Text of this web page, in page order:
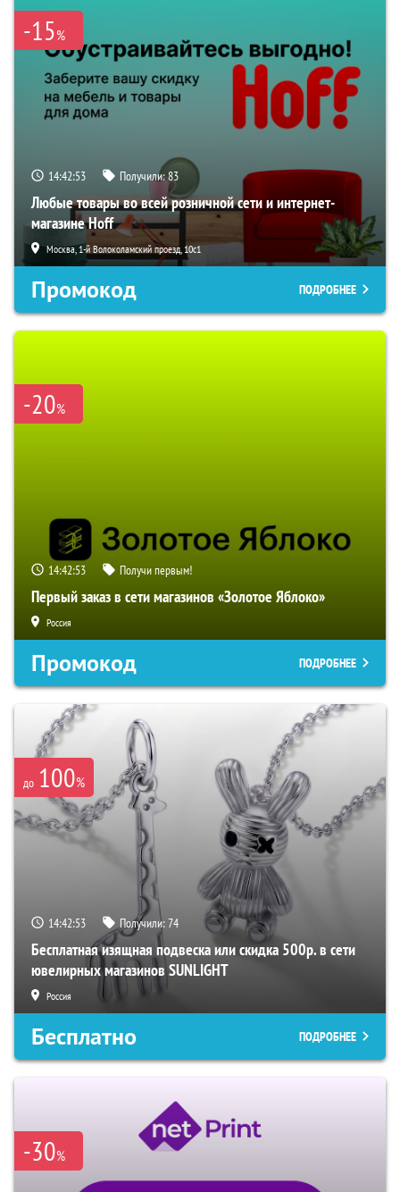
-15%
14:42:52 Получили:83
Любые товары во всей розничной сети и интернет-
магазине Hoff
Москва, 1-й Волоколамский проезд, 10с1
Промокод ПОДРОБНЕЕ
-20%
14:42:52 Получи первым!
Первый заказ в сети магазинов «Золотое Яблоко»
Россия
Промокод ПОДРОБНЕЕ
до 100%
14:42:52 Получили:74
Бесплатная изящная подвеска или скидка 500р. в сети
ювелирных магазинов SUNLIGHT
Россия
Бесплатно ПОДРОБНЕЕ
-30%